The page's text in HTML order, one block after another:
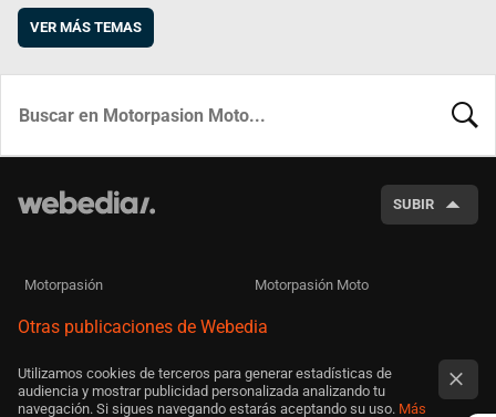
VER MÁS TEMAS
SUBIR
Motorpasión Motorpasión Moto
Otras publicaciones de Webedia
Utilizamos cookies de terceros para generar estadísticas de
audiencia y mostrar publicidad personalizada analizando tu
navegación. Si sigues navegando estarás aceptando su uso. Más